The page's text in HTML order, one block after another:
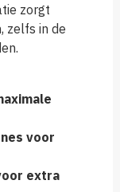
zorgt
zelfs in de
voor
extra